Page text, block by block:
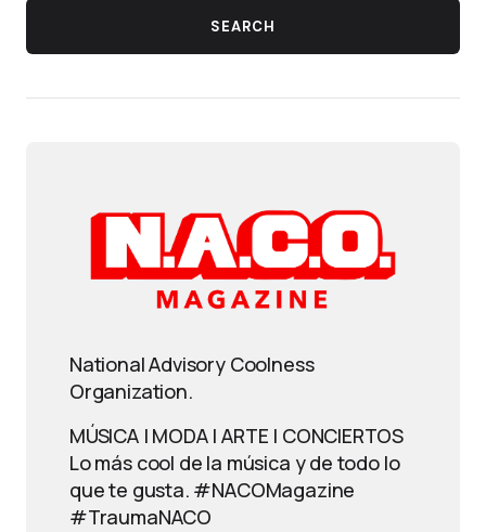
SEARCH
National Advisory Coolness
Organization.
MÚSICA | MODA | ARTE | CONCIERTOS
Lo más cool de la música y de todo lo
que te gusta. #NACOMagazine
#TraumaNACO